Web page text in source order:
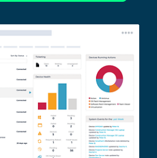
uw trial van 14 dagen
nodig, volledige toegang tot